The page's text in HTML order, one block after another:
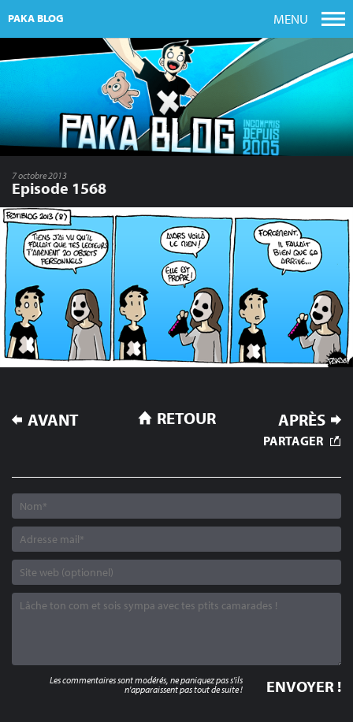
PAKA BLOG MENU
7 octobre 2013
Episode 1568
NAVIGATION
DE
AVANT APRÈS
RETOUR
PARTAGER
Les commentaires sont modérés, ne paniquez pas s'ils
n'apparaissent pas tout de suite !